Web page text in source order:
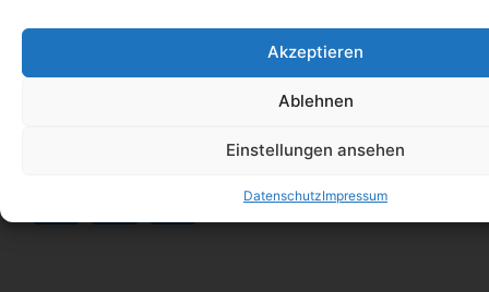
Akzeptieren
Ablehnen
Einstellungen ansehen
DatenschutzImpressum
Steuerberater
Wir suchen für Nürnberg einen Steuerberater